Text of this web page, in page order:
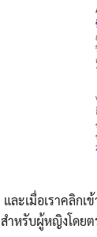
และเมื่อเราคลิกเ
สำหรับผู้หญิงโดยต